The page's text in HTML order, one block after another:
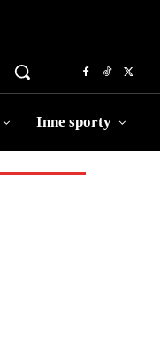
Inne sporty